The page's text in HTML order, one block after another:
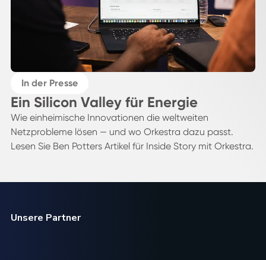
In der Presse
Ein Silicon Valley für Energie
Wie einheimische Innovationen die weltweiten
Netzprobleme lösen — und wo Orkestra dazu passt.
Lesen Sie Ben Potters Artikel für Inside Story mit Orkestra.
Unsere Partner